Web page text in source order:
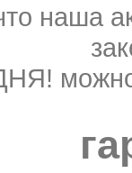
наша